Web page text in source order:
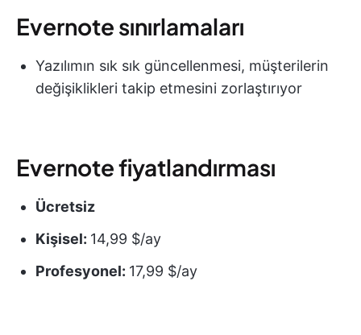
Evernote sınırlamaları
Yazılımın sık sık güncellenmesi, müşterilerin
değişiklikleri takip etmesini zorlaştırıyor
Evernote fiyatlandırması
Ücretsiz
Kişisel: 14,99 $/ay
Profesyonel: 17,99 $/ay